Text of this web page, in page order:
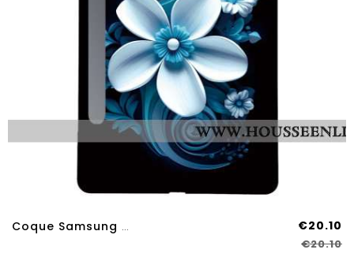
Coque Samsung Galaxy Tab S11 Ultra Orchidée Noire €20.10
€20.10